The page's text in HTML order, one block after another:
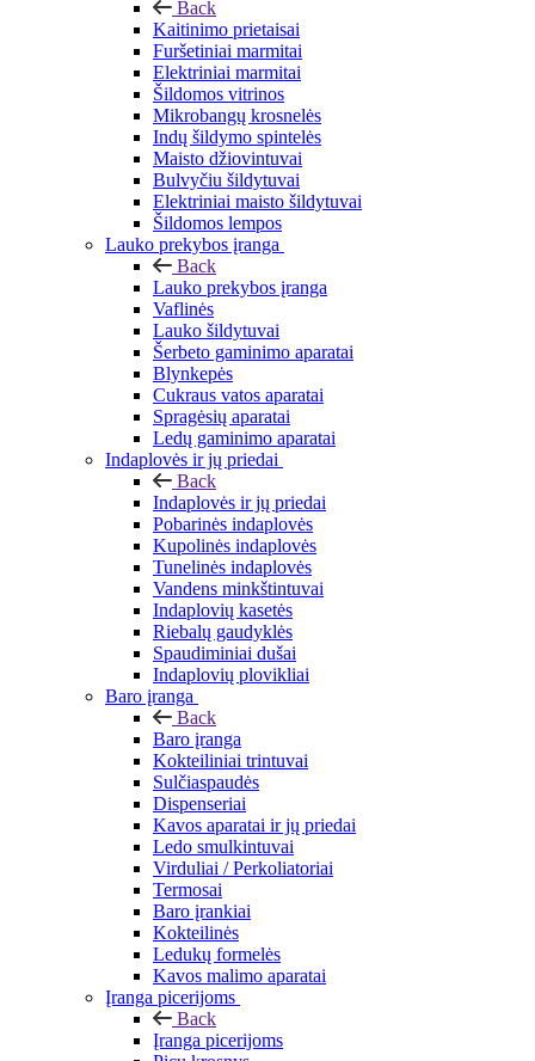
Back
Kaitinimo prietaisai
Furšetiniai marmitai
Elektriniai marmitai
Šildomos vitrinos
Mikrobangų krosnelės
Indų šildymo spintelės
Maisto džiovintuvai
Bulvyčiu šildytuvai
Elektriniai maisto šildytuvai
Šildomos lempos
Lauko prekybos įranga
Back
Lauko prekybos įranga
Vaflinės
Lauko šildytuvai
Šerbeto gaminimo aparatai
Blynkepės
Cukraus vatos aparatai
Spragėsių aparatai
Ledų gaminimo aparatai
Indaplovės ir jų priedai
Back
Indaplovės ir jų priedai
Pobarinės indaplovės
Kupolinės indaplovės
Tunelinės indaplovės
Vandens minkštintuvai
Indaplovių kasetės
Riebalų gaudyklės
Spaudiminiai dušai
Indaplovių plovikliai
Baro įranga
Back
Baro įranga
Kokteiliniai trintuvai
Sulčiaspaudės
Dispenseriai
Kavos aparatai ir jų priedai
Ledo smulkintuvai
Virduliai / Perkoliatoriai
Termosai
Baro įrankiai
Kokteilinės
Ledukų formelės
Kavos malimo aparatai
Įranga picerijoms
Back
Įranga picerijoms